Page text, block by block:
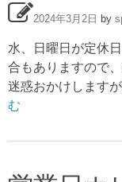
2024年3月2日 by
水、日曜日が定休
合もありますので
迷惑おかけします
む